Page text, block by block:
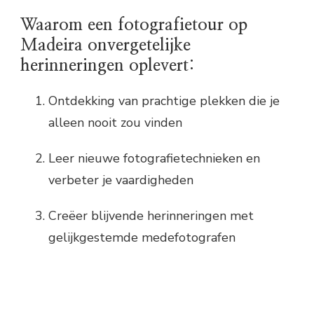
Waarom een fotografietour op
Madeira onvergetelijke
herinneringen oplevert:
Ontdekking van prachtige plekken die je
alleen nooit zou vinden
Leer nieuwe fotografietechnieken en
verbeter je vaardigheden
Creëer blijvende herinneringen met
gelijkgestemde medefotografen